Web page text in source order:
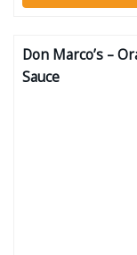
Don Marco’s –
Sauce